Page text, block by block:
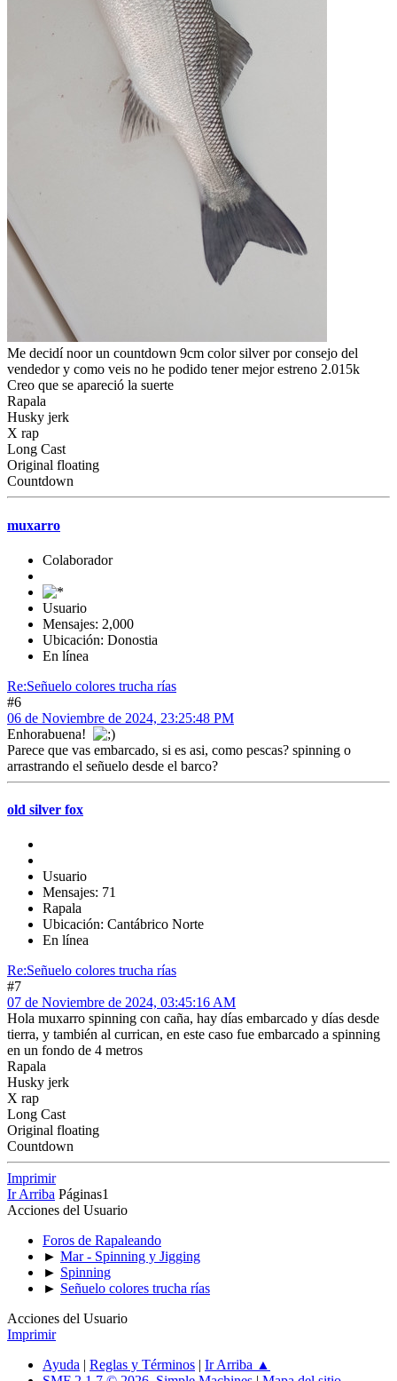
Me decidí noor un countdown 9cm color silver por consejo del
vendedor y como veis no he podido tener mejor estreno 2.015k
Creo que se apareció la suerte
Rapala
Husky jerk
X rap
Long Cast
Original floating
Countdown
muxarro
Colaborador
Usuario
Mensajes: 2,000
Ubicación: Donostia
En línea
Re:Señuelo colores trucha rías
#6
06 de Noviembre de 2024, 23:25:48 PM
Enhorabuena!
Parece que vas embarcado, si es asi, como pescas? spinning o
arrastrando el señuelo desde el barco?
old silver fox
Usuario
Mensajes: 71
Rapala
Ubicación: Cantábrico Norte
En línea
Re:Señuelo colores trucha rías
#7
07 de Noviembre de 2024, 03:45:16 AM
Hola muxarro spinning con caña, hay días embarcado y días desde
tierra, y también al currican, en este caso fue embarcado a spinning
en un fondo de 4 metros
Rapala
Husky jerk
X rap
Long Cast
Original floating
Countdown
Imprimir
Ir Arriba Páginas1
Acciones del Usuario
Foros de Rapaleando
► Mar - Spinning y Jigging
► Spinning
► Señuelo colores trucha rías
Acciones del Usuario
Imprimir
Ayuda
Reglas y Términos
Ir Arriba ▲